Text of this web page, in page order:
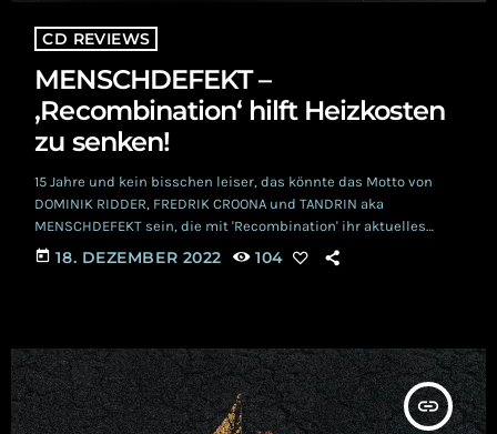
CD REVIEWS
MENSCHDEFEKT –
‚Recombination‘ hilft Heizkosten
zu senken!
15 Jahre und kein bisschen leiser, das könnte das Motto von
DOMINIK RIDDER, FREDRIK CROONA und TANDRIN aka
MENSCHDEFEKT sein, die mit 'Recombination' ihr aktuelles
Werk in die Freiheit entlassen haben. Wir schauen uns das
gleich mal gemeinsam an, aber wie üblich noch 3 Zeilen Exkurs
verschrieben. […]
today 18. DEZEMBER 2022 104
insert_link